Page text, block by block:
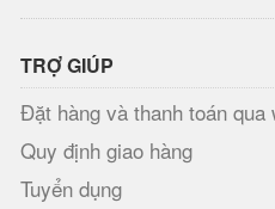
TRỢ GIÚP
Đặt hàng và thanh toán qua
Quy định giao hàng
Tuyển dụng